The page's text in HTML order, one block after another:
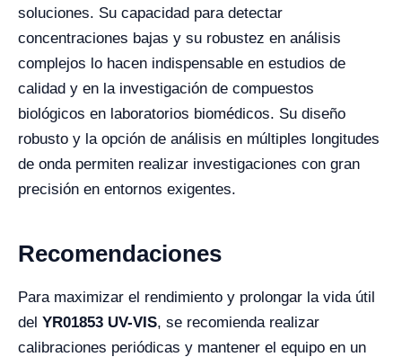
soluciones. Su capacidad para detectar
concentraciones bajas y su robustez en análisis
complejos lo hacen indispensable en estudios de
calidad y en la investigación de compuestos
biológicos en laboratorios biomédicos. Su diseño
robusto y la opción de análisis en múltiples longitudes
de onda permiten realizar investigaciones con gran
precisión en entornos exigentes.
Recomendaciones
Para maximizar el rendimiento y prolongar la vida útil
del YR01853 UV-VIS, se recomienda realizar
calibraciones periódicas y mantener el equipo en un